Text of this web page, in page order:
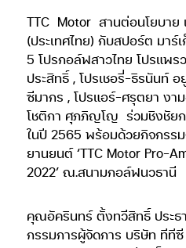
TTC Motor สานต่อนโยบาย
(ประเทศไทย) กับสปอร์ต มาร์
5 โปรกอล์ฟสาวไทย โปรแพร
ประสิทธิ์ , โปรเชอรี่-ธิรนันท์
ซีมากร , โปรแอร์-ศรุตยา งา
โชติกา ศุภภิญโญ ร่วมชิงชัย
ในปี 2565 พร้อมด้วยกิจกรร
ยานยนต์ ‘TTC Motor Pro-
2022’ ณ.สนามกอล์ฟนวธานี
คุณอัครินทร์ ตั้งทวีสิทธิ์ ประธ
กรรมการผู้จัดการ บริษัท ทีที